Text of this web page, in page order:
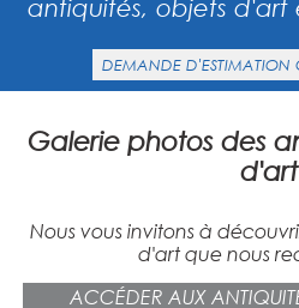
antiquités, objets
DEMANDE
Galerie photos des
d'art
Nous vous invitons à
d'art que nous
ACCÉDER AUX ANTIQUITÉS ET OBJETS D'ART